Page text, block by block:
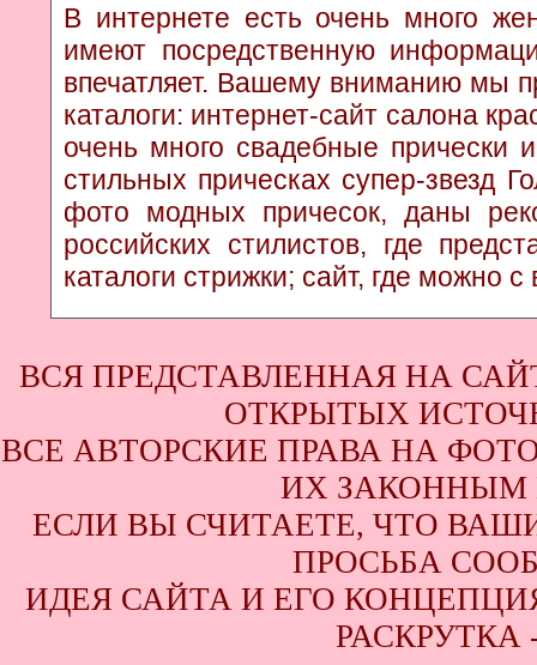
В интернете есть очень много
имеют посредственную
впечатляет. Вашему вниманию мы
каталоги: интернет-сайт салона
очень много свадебные прически
стильных прическах супер-звезд
фото модных причесок, даны
российских стилистов, где
каталоги стрижки; сайт, где можно
ВСЯ ПРЕДСТАВЛЕННАЯ НА
ОТКРЫТЫХ
ВСЕ АВТОРСКИЕ ПРАВА НА
ИХ ЗАКОННЫМ
ЕСЛИ ВЫ СЧИТАЕТЕ, ЧТО
ПРОСЬБА
ИДЕЯ САЙТА И ЕГО КОНЦЕПЦИЯ
РАСКРУТКА -